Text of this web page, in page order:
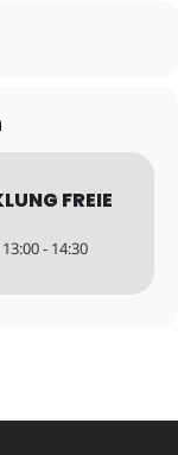
FREIE
- 14:30